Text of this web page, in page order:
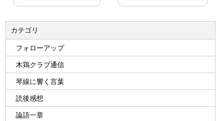
カテゴリ
フォローアップ
木鶏クラブ通信
琴線に響く言葉
読後感想
論語一章